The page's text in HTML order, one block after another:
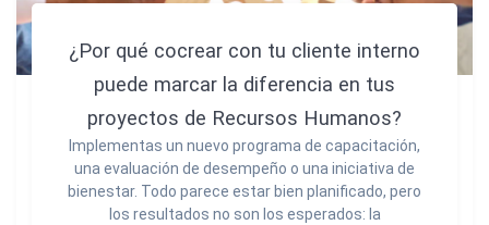
¿Por qué cocrear con tu cliente interno
puede marcar la diferencia en tus
proyectos de Recursos Humanos?
Implementas un nuevo programa de capacitación,
una evaluación de desempeño o una iniciativa de
bienestar. Todo parece estar bien planificado, pero
los resultados no son los esperados: la